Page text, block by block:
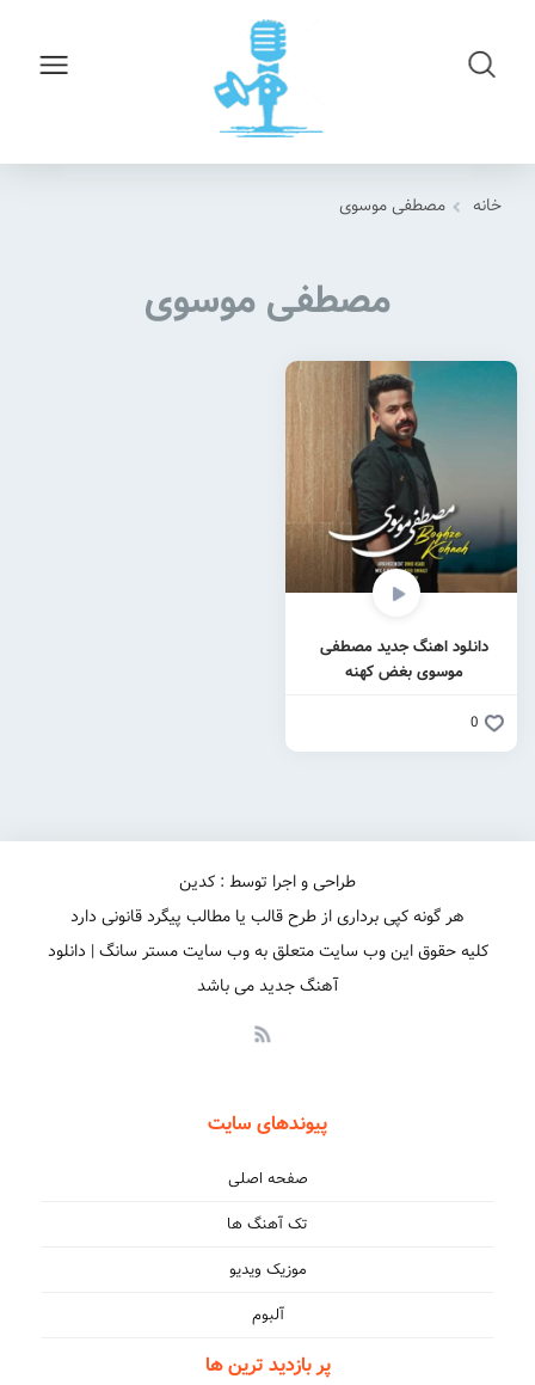
خانه مصطفی موسوی
مصطفی موسوی
دانلود اهنگ جدید مصطفی
موسوی بغض کهنه
0
طراحی و اجرا توسط : کدین
هر گونه کپی برداری از طرح قالب یا مطالب پیگرد قانونی دارد
کلیه حقوق این وب سایت متعلق به وب سایت مستر سانگ | دانلود
آهنگ جدید می باشد
پیوندهای سایت
صفحه اصلی
تک آهنگ ها
موزیک ویدیو
آلبوم
پر بازدید ترین ها